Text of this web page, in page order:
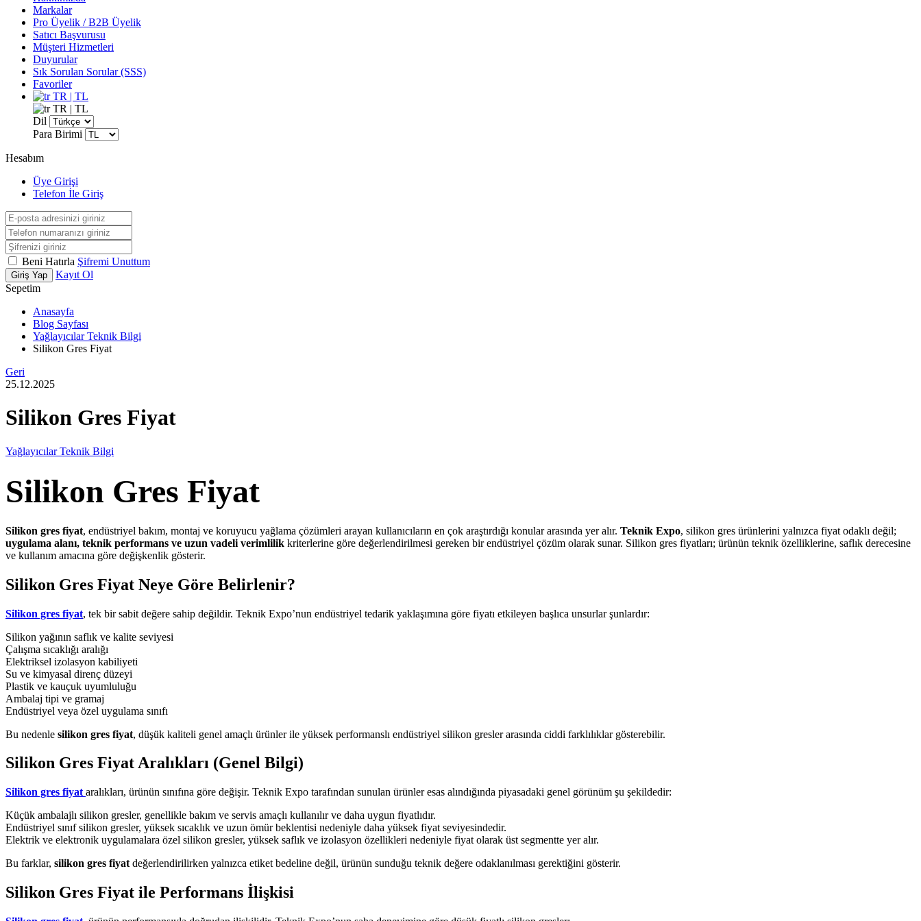
Markalar
Pro Üyelik / B2B Üyelik
Satıcı Başvurusu
Müşteri Hizmetleri
Duyurular
Sık Sorulan Sorular (SSS)
Favoriler
TR | TL
TR | TL
Dil
Para Birimi
Hesabım
Üye Girişi
Telefon İle Giriş
Beni Hatırla Şifremi Unuttum
Giriş Yap
Kayıt Ol
Sepetim
Anasayfa
Blog Sayfası
Yağlayıcılar Teknik Bilgi
Silikon Gres Fiyat
Geri
25.12.2025
Silikon Gres Fiyat
Yağlayıcılar Teknik Bilgi
Silikon Gres Fiyat
Silikon gres fiyat, endüstriyel bakım, montaj ve koruyucu yağlama çözümleri arayan kullanıcıların en çok araştırdığı konular arasında yer alır. Teknik Expo, silikon gres ürünlerini yalnızca fiyat odaklı değil;
uygulama alanı, teknik performans ve uzun vadeli verimlilik kriterlerine göre değerlendirilmesi gereken bir endüstriyel çözüm olarak sunar. Silikon gres fiyatları; ürünün teknik özelliklerine, saflık derecesine
ve kullanım amacına göre değişkenlik gösterir.
Silikon Gres Fiyat Neye Göre Belirlenir?
Silikon gres fiyat, tek bir sabit değere sahip değildir. Teknik Expo’nun endüstriyel tedarik yaklaşımına göre fiyatı etkileyen başlıca unsurlar şunlardır:
Silikon yağının saflık ve kalite seviyesi
Çalışma sıcaklığı aralığı
Elektriksel izolasyon kabiliyeti
Su ve kimyasal direnç düzeyi
Plastik ve kauçuk uyumluluğu
Ambalaj tipi ve gramaj
Endüstriyel veya özel uygulama sınıfı
Bu nedenle silikon gres fiyat, düşük kaliteli genel amaçlı ürünler ile yüksek performanslı endüstriyel silikon gresler arasında ciddi farklılıklar gösterebilir.
Silikon Gres Fiyat Aralıkları (Genel Bilgi)
Silikon gres fiyat aralıkları, ürünün sınıfına göre değişir. Teknik Expo tarafından sunulan ürünler esas alındığında piyasadaki genel görünüm şu şekildedir:
Küçük ambalajlı silikon gresler, genellikle bakım ve servis amaçlı kullanılır ve daha uygun fiyatlıdır.
Endüstriyel sınıf silikon gresler, yüksek sıcaklık ve uzun ömür beklentisi nedeniyle daha yüksek fiyat seviyesindedir.
Elektrik ve elektronik uygulamalara özel silikon gresler, yüksek saflık ve izolasyon özellikleri nedeniyle fiyat olarak üst segmentte yer alır.
Bu farklar, silikon gres fiyat değerlendirilirken yalnızca etiket bedeline değil, ürünün sunduğu teknik değere odaklanılması gerektiğini gösterir.
Silikon Gres Fiyat ile Performans İlişkisi